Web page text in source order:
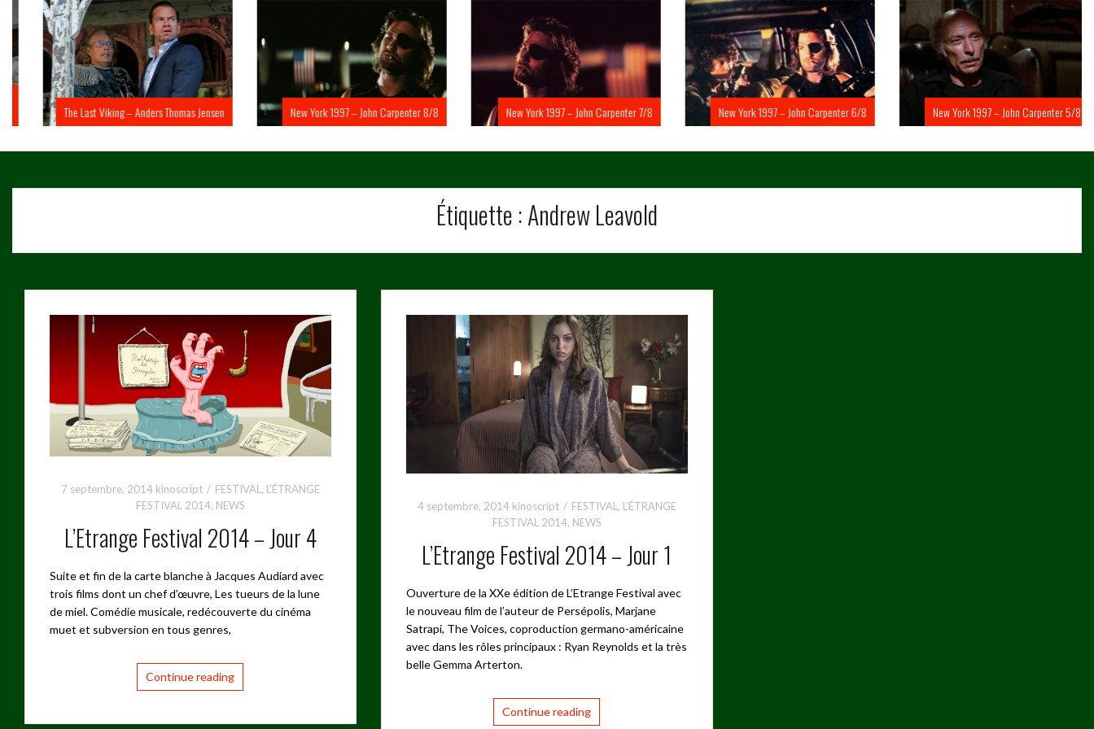
The Last Viking – Anders Thomas Jensen New York 1997 – John Carpenter 8/8 New York 1997 – John Carpenter 7/8 New York 1997 – John Carpenter 6/8 New York 1997 – John Carpenter 5/8
Étiquette :Andrew Leavold
7 septembre, 2014 kinoscript FESTIVAL, L’ÉTRANGE
FESTIVAL 2014, NEWS
L’Etrange Festival 2014 – Jour 4
Suite et fin de la carte blanche à Jacques Audiard avec
trois films dont un chef d’œuvre, Les tueurs de la lune
de miel. Comédie musicale, redécouverte du cinéma
muet et subversion en tous genres,
Continue reading
4 septembre, 2014 kinoscript FESTIVAL , L’ÉTRANGE
FESTIVAL 2014, NEWS
L’Etrange Festival 2014 – Jour 1
Ouverture de la XXe édition de L’Etrange Festival avec
le nouveau film de l’auteur de Persépolis, Marjane
Satrapi, The Voices, coproduction germano-américaine
avec dans les rôles principaux : Ryan Reynolds et la très
belle Gemma Arterton.
Continue reading